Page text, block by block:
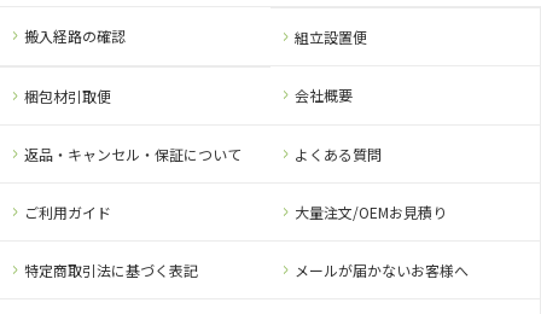
組立設置便
ご利用ガイド
会社概要
大量注文/OEMお見積り
よくある質問
特定商取引法に基づく表記
梱包材引取便
メールが届かないお客様へ
返品・キャンセル・保証について
搬入経路の確認